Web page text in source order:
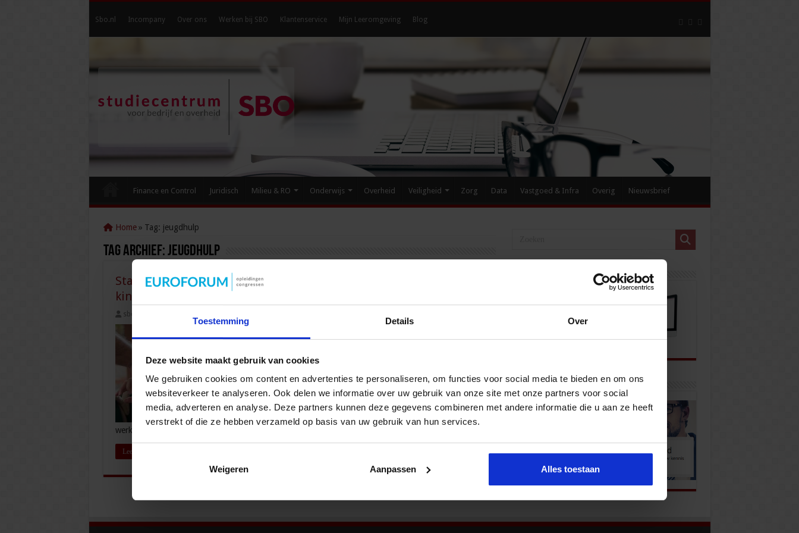
Toestemming Details Over
Deze website maakt gebruik van cookies
We gebruiken cookies om content en advertenties te personaliseren, om functies voor social media te bieden en om ons
websiteverkeer te analyseren. Ook delen we informatie over uw gebruik van onze site met onze partners voor social
media, adverteren en analyse. Deze partners kunnen deze gegevens combineren met andere informatie die u aan ze heeft
verstrekt of die ze hebben verzameld op basis van uw gebruik van hun services.
Weigeren Aanpassen Alles toestaan
Sbo.nl Incompany Over ons Werken bij SBO Klantenservice Mijn Leeromgeving Blog
Finance en Control Juridisch Milieu & RO Onderwijs Overheid Veiligheid Zorg Data Vastgoed & Infra Overig Nieuwsbrief
Home » Tag: jeugdhulp
Tag Archief:jeugdhulp
Staatssecretaris Van Ooijen: prioriteit voor meest kwetsbare
kinderen, marktwerking beperken
sbo
hervormingen in de jeugdzorg doorvoeren om
de zorg te verbeteren voor kinderen, jongeren
organiseren van zorg voor kinderen met de
meest complexe problemen heeft daarbij de
hoogste prioriteit en dat vraagt om meer regie
en professionele ruimte. Het huidige systeem
werkt vooral lichtere vormen van zorg …
Lees verder »
Bekijk onze opleidingen